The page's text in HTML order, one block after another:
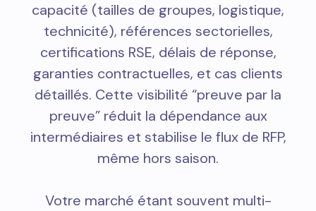
capacité (tailles de groupes, logistique,
technicité), références sectorielles,
certifications RSE, délais de réponse,
garanties contractuelles, et cas clients
détaillés. Cette visibilité “preuve par la
preuve” réduit la dépendance aux
intermédiaires et stabilise le flux de RFP,
même hors saison.
Votre marché étant souvent multi-